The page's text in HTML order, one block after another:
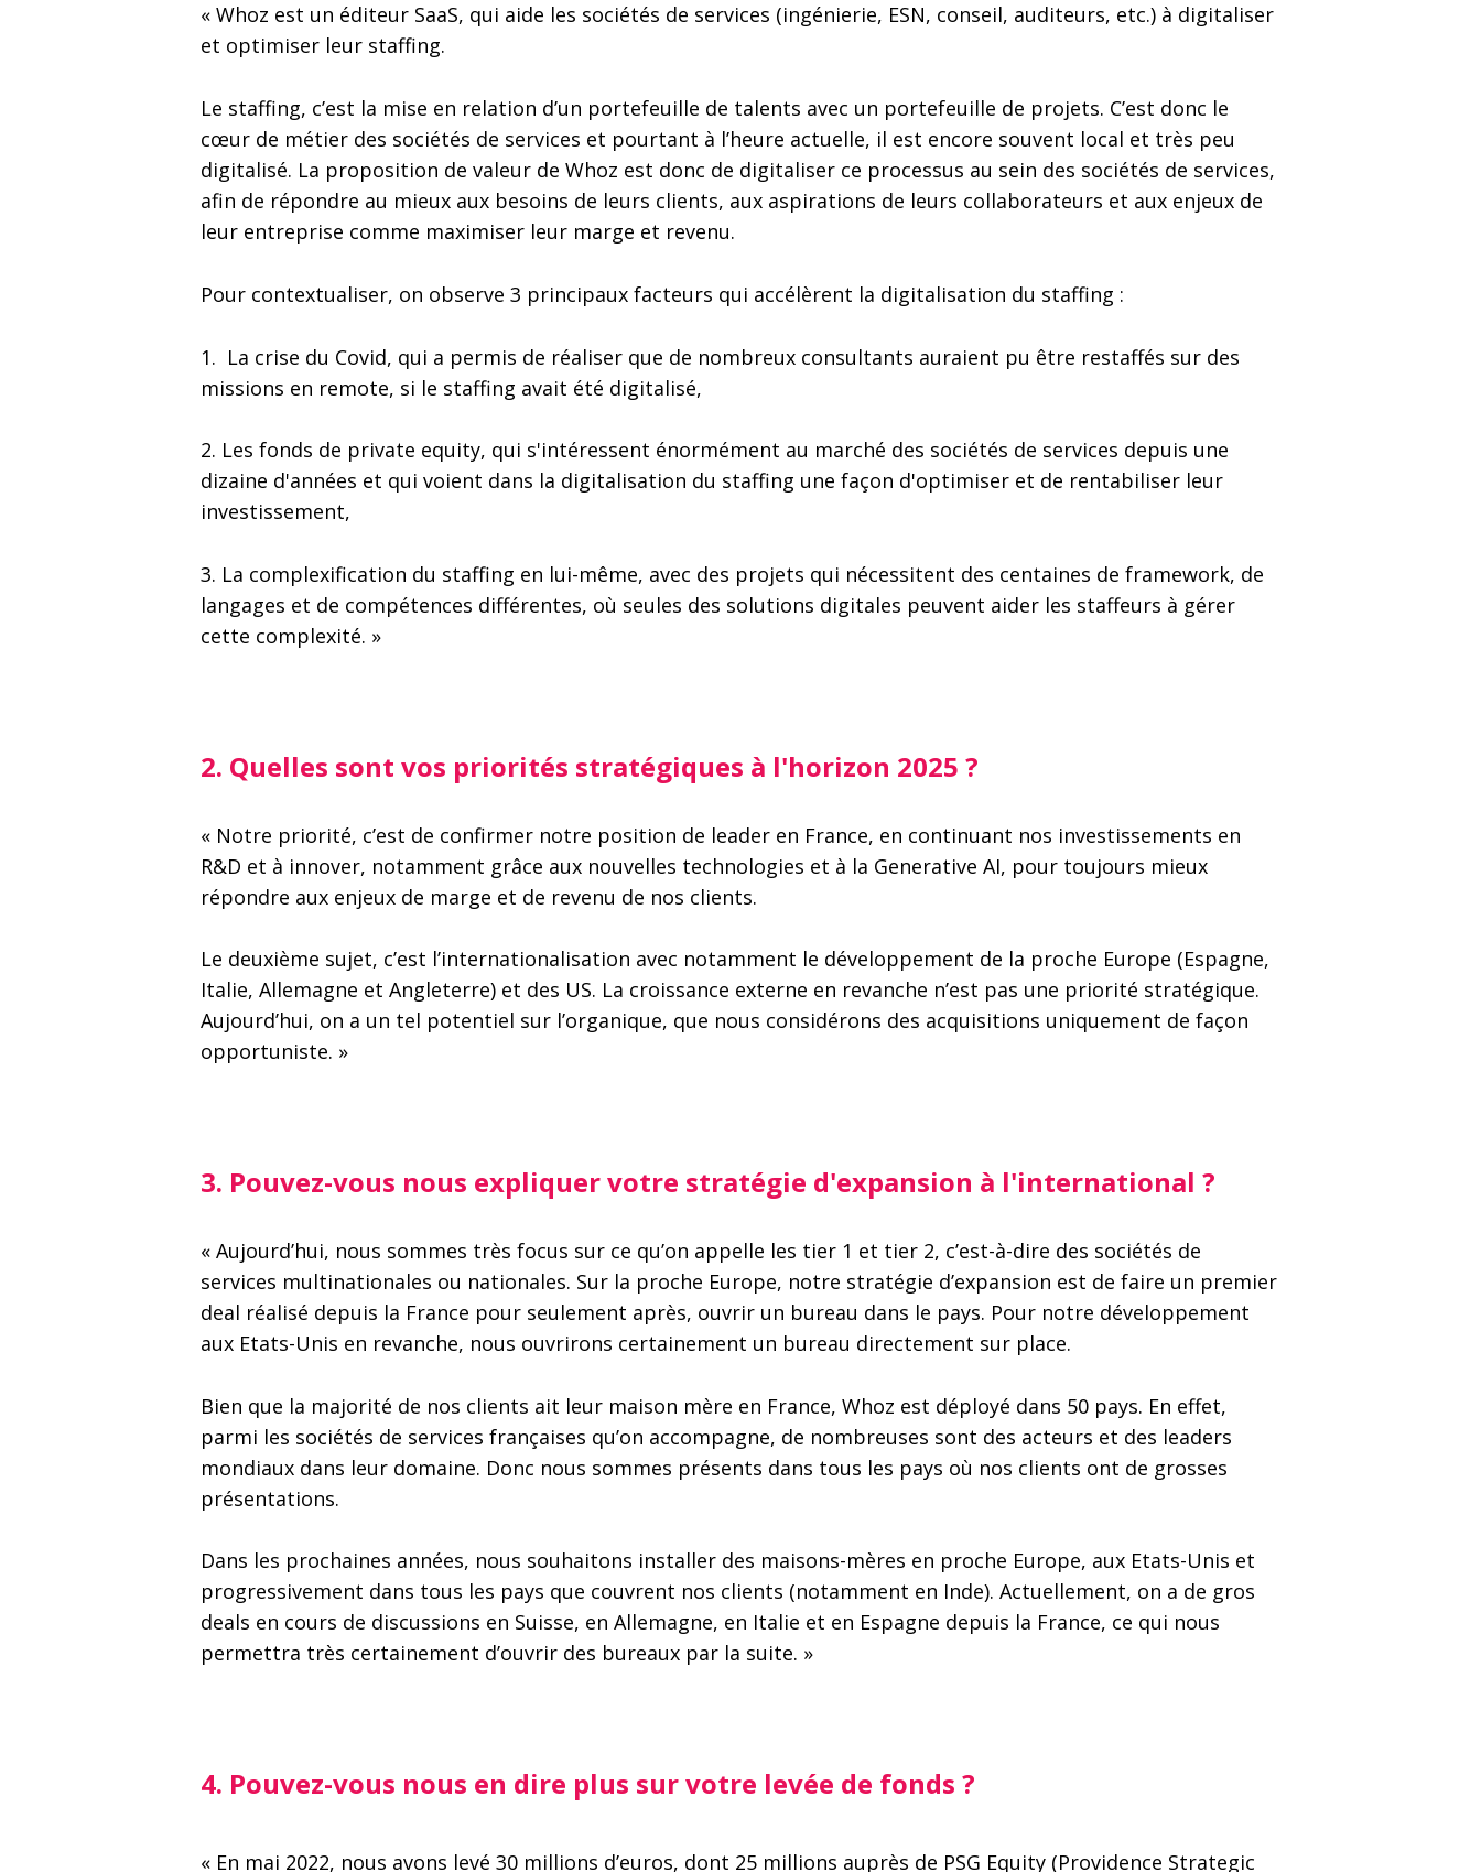
« Whoz est un éditeur SaaS, qui aide les sociétés de services (ingénierie, ESN, conseil, auditeurs, etc.) à digitaliser
et optimiser leur staffing.
Le staffing, c’est la mise en relation d’un portefeuille de talents avec un portefeuille de projets. C’est donc le
cœur de métier des sociétés de services et pourtant à l’heure actuelle, il est encore souvent local et très peu
digitalisé. La proposition de valeur de Whoz est donc de digitaliser ce processus au sein des sociétés de services,
afin de répondre au mieux aux besoins de leurs clients, aux aspirations de leurs collaborateurs et aux enjeux de
leur entreprise comme maximiser leur marge et revenu.
Pour contextualiser, on observe 3 principaux facteurs qui accélèrent la digitalisation du staffing :
1. La crise du Covid, qui a permis de réaliser que de nombreux consultants auraient pu être restaffés sur des
missions en remote, si le staffing avait été digitalisé,
2. Les fonds de private equity, qui s'intéressent énormément au marché des sociétés de services depuis une
dizaine d'années et qui voient dans la digitalisation du staffing une façon d'optimiser et de rentabiliser leur
investissement,
3. La complexification du staffing en lui-même, avec des projets qui nécessitent des centaines de framework, de
langages et de compétences différentes, où seules des solutions digitales peuvent aider les staffeurs à gérer
cette complexité. »
2. Quelles sont vos priorités stratégiques à l'horizon 2025 ?
« Notre priorité, c’est de confirmer notre position de leader en France, en continuant nos investissements en
R&D et à innover, notamment grâce aux nouvelles technologies et à la Generative AI, pour toujours mieux
répondre aux enjeux de marge et de revenu de nos clients.
Le deuxième sujet, c’est l’internationalisation avec notamment le développement de la proche Europe (Espagne,
Italie, Allemagne et Angleterre) et des US. La croissance externe en revanche n’est pas une priorité stratégique.
Aujourd’hui, on a un tel potentiel sur l’organique, que nous considérons des acquisitions uniquement de façon
opportuniste. »
3. Pouvez-vous nous expliquer votre stratégie d'expansion à l'international ?
« Aujourd’hui, nous sommes très focus sur ce qu’on appelle les tier 1 et tier 2, c’est-à-dire des sociétés de
services multinationales ou nationales. Sur la proche Europe, notre stratégie d’expansion est de faire un premier
deal réalisé depuis la France pour seulement après, ouvrir un bureau dans le pays. Pour notre développement
aux Etats-Unis en revanche, nous ouvrirons certainement un bureau directement sur place.
Bien que la majorité de nos clients ait leur maison mère en France, Whoz est déployé dans 50 pays. En effet,
parmi les sociétés de services françaises qu’on accompagne, de nombreuses sont des acteurs et des leaders
mondiaux dans leur domaine. Donc nous sommes présents dans tous les pays où nos clients ont de grosses
présentations.
Dans les prochaines années, nous souhaitons installer des maisons-mères en proche Europe, aux Etats-Unis et
progressivement dans tous les pays que couvrent nos clients (notamment en Inde). Actuellement, on a de gros
deals en cours de discussions en Suisse, en Allemagne, en Italie et en Espagne depuis la France, ce qui nous
permettra très certainement d’ouvrir des bureaux par la suite. »
4. Pouvez-vous nous en dire plus sur votre levée de fonds ?
« En mai 2022, nous avons levé 30 millions d’euros, dont 25 millions auprès de PSG Equity (Providence Strategic